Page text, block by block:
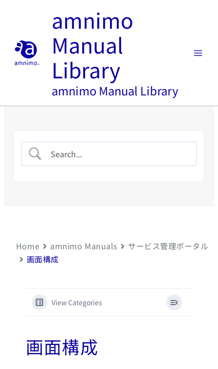
amnimo
Manual
Library
amnimo Manual Library
Home amnimo Manuals
サービス管理ポータル
画面構成
View Categories
画面構成